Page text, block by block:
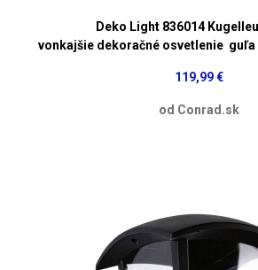
Deko Light 836014
vonkajšie dekoračné osvetlenie guľa
119,99 €
od Conrad.sk